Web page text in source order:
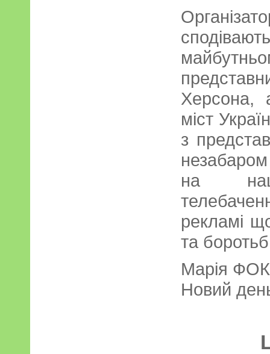
Херсона,
міст
з
на
рекламі
та
Марія
Новий